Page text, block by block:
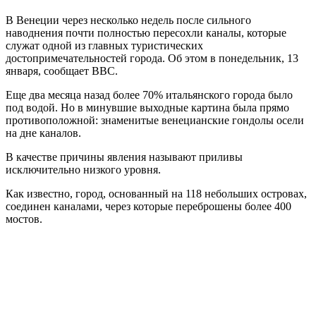
В Венеции через несколько недель после сильного
наводнения почти полностью пересохли каналы, которые
служат одной из главных туристических
достопримечательностей города. Об этом в понедельник, 13
января, сообщает BBC.
Еще два месяца назад более 70% итальянского города было
под водой. Но в минувшие выходные картина была прямо
противоположной: знаменитые венецианские гондолы осели
на дне каналов.
В качестве причины явления называют приливы
исключительно низкого уровня.
Как известно, город, основанный на 118 небольших островах,
соединен каналами, через которые переброшены более 400
мостов.